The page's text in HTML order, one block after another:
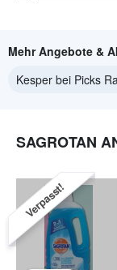
Mehr Angebote &
Kesper bei Picks
SAGROTAN
Verpasst!